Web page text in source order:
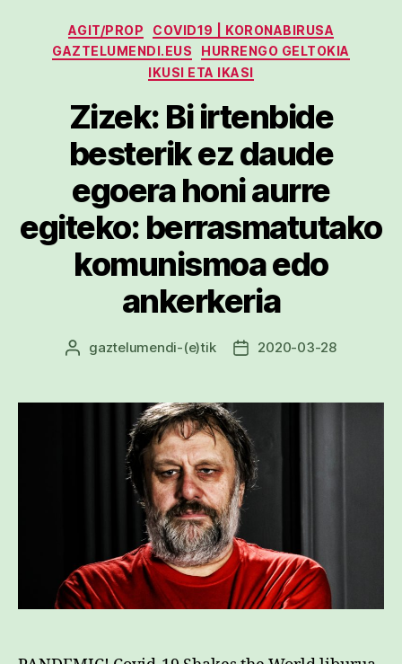
Kategoriak
AGIT/PROP
COVID19 | KORONABIRUSA
GAZTELUMENDI.EUS
HURRENGO GELTOKIA
IKUSI ETA IKASI
Zizek: Bi irtenbide
besterik ez daude
egoera honi aurre
egiteko: berrasmatutako
komunismoa edo
ankerkeria
Argitalpenaren
gaztelumendi-(e)tik
Argitalpenaren
2020-03-28